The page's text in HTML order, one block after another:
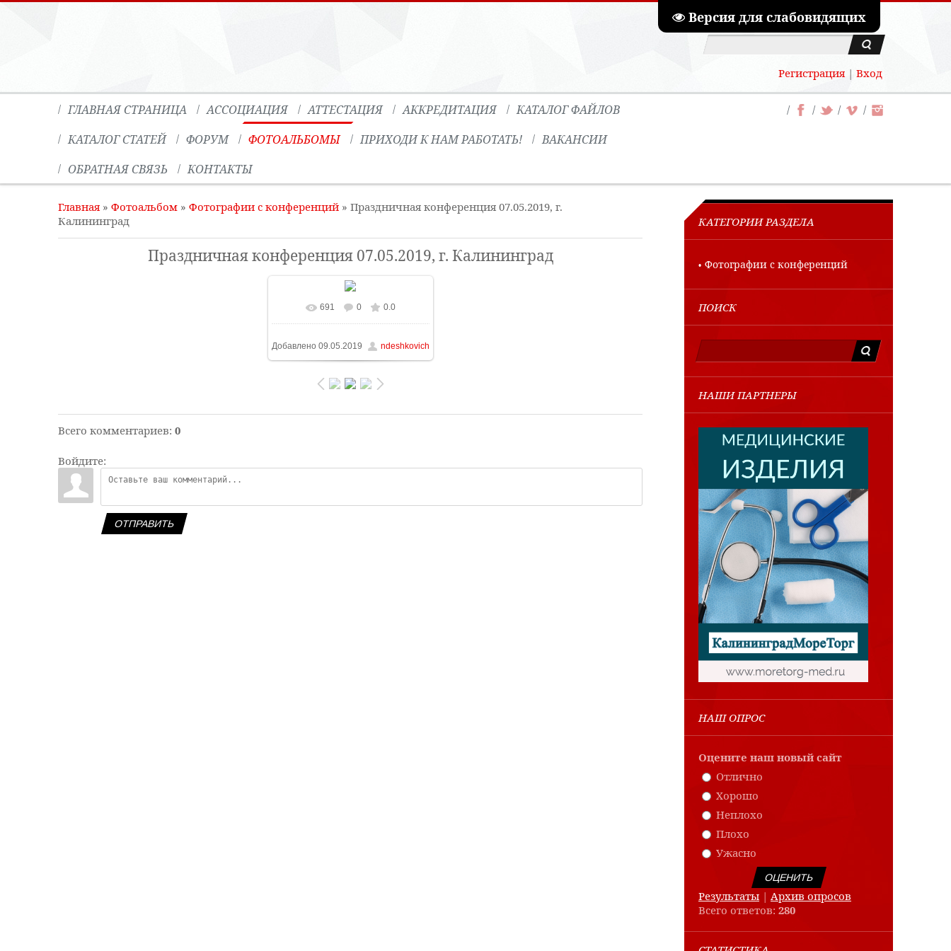
Версия для слабовидящих
Регистрация| Вход
ГЛАВНАЯ СТРАНИЦА АССОЦИАЦИЯ АТТЕСТАЦИЯ АККРЕДИТАЦИЯ
КАТАЛОГ ФАЙЛОВ
КАТАЛОГ СТАТЕЙ
ФОРУМ ФОТОАЛЬБОМЫ ПРИХОДИ К НАМ РАБОТАТЬ!
ВАКАНСИИ
ОБРАТНАЯ СВЯЗЬ
КОНТАКТЫ
Главная» Фотоальбом » Фотографии с конференций » Праздничная конференция 07.05.2019, г.
Калининград
Праздничная конференция 07.05.2019, г. Калининград
691 0 0.0
Добавлено 09.05.2019 ndeshkovich
Всего комментариев: 0
Войдите:
ОТПРАВИТЬ
КАТЕГОРИИ РАЗДЕЛА
Фотографии с конференций
ПОИСК
НАШИ ПАРТНЕРЫ
НАШ ОПРОС
Оцените наш новый сайт
Отлично
Хорошо
Неплохо
Плохо
Ужасно
Результаты | Архив опросов
Всего ответов: 280